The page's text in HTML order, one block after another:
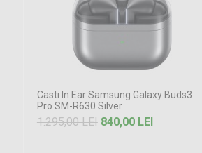
Casti In Ear Samsung Galaxy Buds3
Pro SM-R630 Silver
1.295,00 LEI 840,00 LEI